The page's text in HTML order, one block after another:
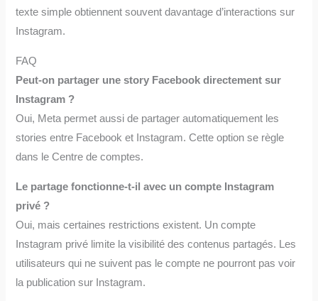
texte simple obtiennent souvent davantage d’interactions sur
Instagram.
FAQ
Peut-on partager une story Facebook directement sur
Instagram ?
Oui, Meta permet aussi de partager automatiquement les
stories entre Facebook et Instagram. Cette option se règle
dans le Centre de comptes.
Le partage fonctionne-t-il avec un compte Instagram
privé ?
Oui, mais certaines restrictions existent. Un compte
Instagram privé limite la visibilité des contenus partagés. Les
utilisateurs qui ne suivent pas le compte ne pourront pas voir
la publication sur Instagram.